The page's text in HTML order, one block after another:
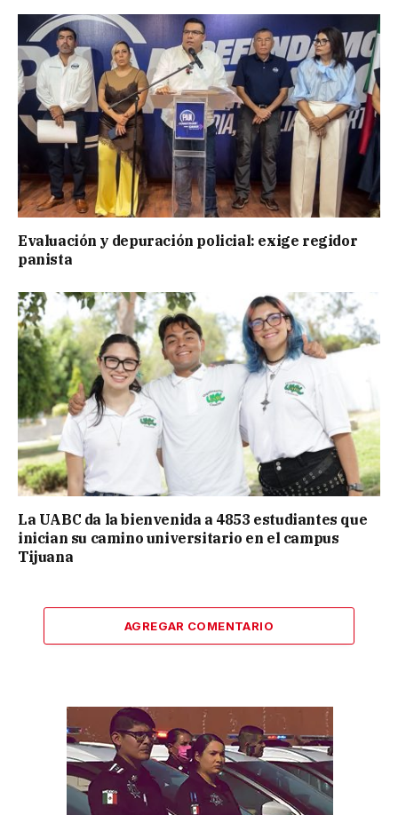
Evaluación y depuración policial: exige regidor
panista
La UABC da la bienvenida a 4853 estudiantes que
inician su camino universitario en el campus
Tijuana
AGREGAR COMENTARIO